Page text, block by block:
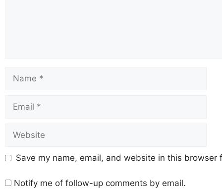
Save my name, email, and website in this browser
Notify me of follow-up comments by email.